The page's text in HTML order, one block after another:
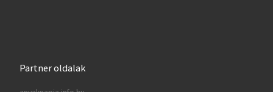
Partner oldalak